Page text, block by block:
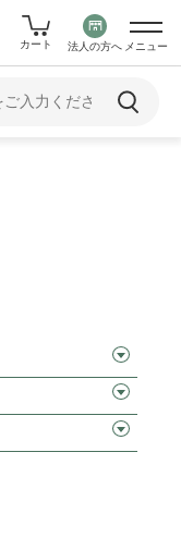
カート 法人の方へ メニュー